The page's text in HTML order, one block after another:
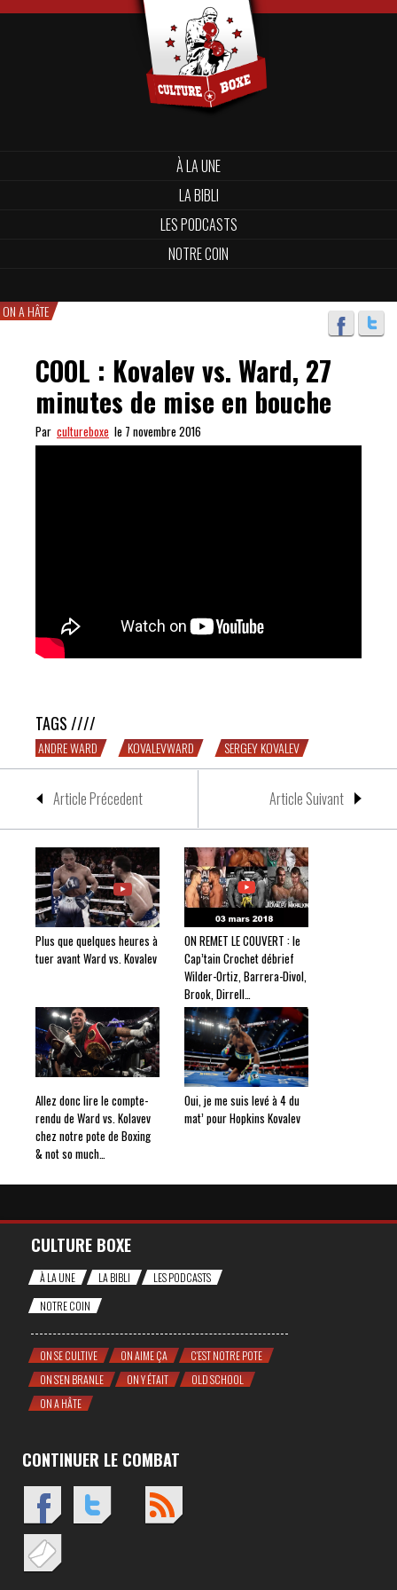
À LA UNE
LA BIBLI
LES PODCASTS
NOTRE COIN
ON A HÂTE
COOL : Kovalev vs. Ward, 27
minutes de mise en bouche
Par cultureboxe le 7 novembre 2016
TAGS ////
ANDRE WARD KOVALEVWARD SERGEY KOVALEV
Article Précedent Article Suivant
Plus que quelques heures à
tuer avant Ward vs. Kovalev
ON REMET LE COUVERT : le
Cap’tain Crochet débrief
Wilder-Ortiz, Barrera-Divol,
Brook, Dirrell…
Allez donc lire le compte-
rendu de Ward vs. Kolavev
chez notre pote de Boxing
& not so much…
Oui, je me suis levé à 4 du
mat’ pour Hopkins Kovalev
CULTURE BOXE
À LA UNE LA BIBLI
LES PODCASTS
NOTRE COIN
ON SE CULTIVE ON AIME ÇA
C'EST NOTRE POTE
ON S'EN BRANLE
ON Y ÉTAIT
OLD SCHOOL
ON A HÂTE
CONTINUER LE COMBAT